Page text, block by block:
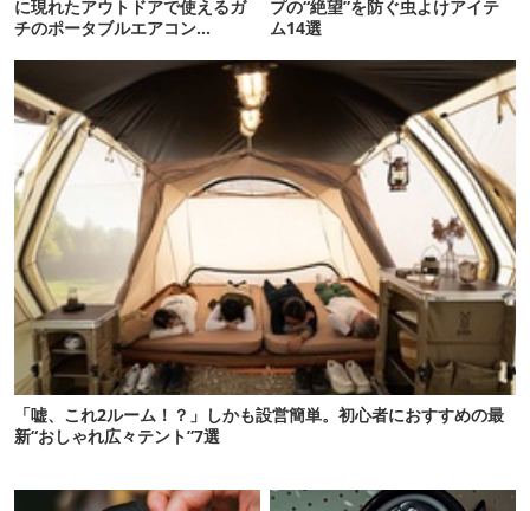
に現れたアウトドアで使えるガ
チのポータブルエアコン
プの“絶望”を防ぐ虫よけアイテ
ム14選
「嘘、これ2ルーム！？」しかも設営簡単。初心者におすすめの最
新“おしゃれ広々テント”7選